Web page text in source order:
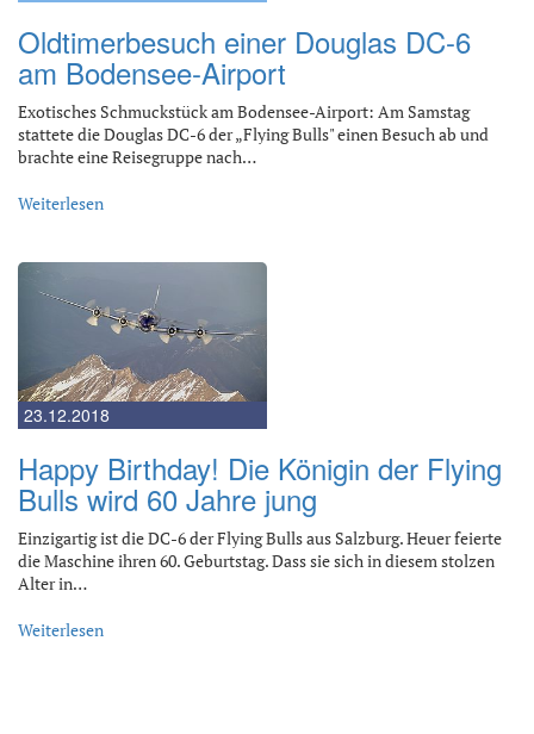
Oldtimerbesuch einer Douglas DC-6
am Bodensee-Airport
Exotisches Schmuckstück am Bodensee-Airport: Am Samstag
stattete die Douglas DC-6 der „Flying Bulls" einen Besuch ab und
brachte eine Reisegruppe nach…
Weiterlesen
23.12.2018
Happy Birthday! Die Königin der Flying
Bulls wird 60 Jahre jung
Einzigartig ist die DC-6 der Flying Bulls aus Salzburg. Heuer feierte
die Maschine ihren 60. Geburtstag. Dass sie sich in diesem stolzen
Alter in…
Weiterlesen